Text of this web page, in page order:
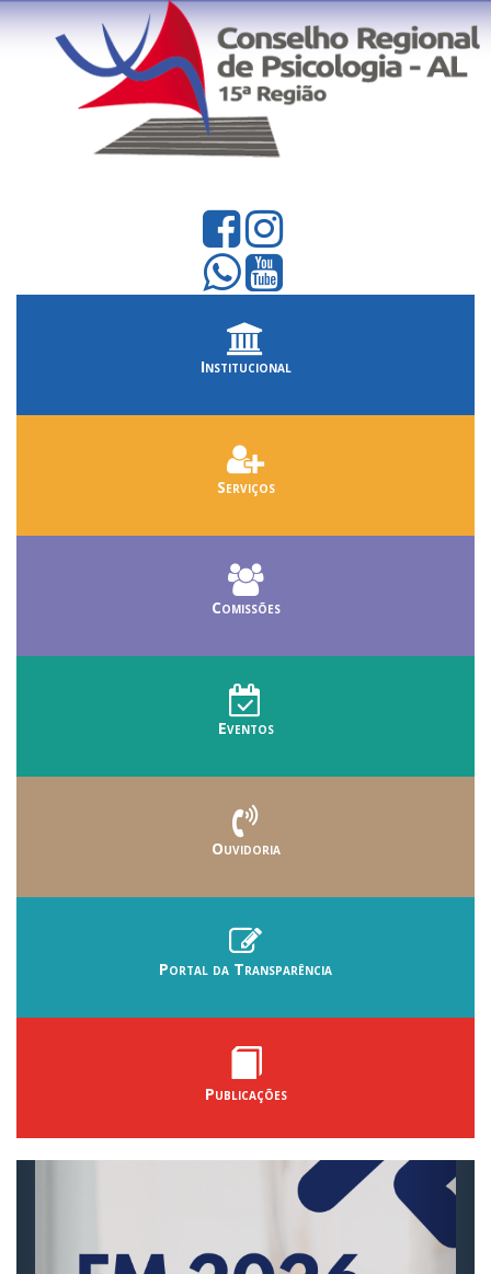
Institucional
Serviços
Comissões
Eventos
Ouvidoria
Portal da Transparência
Publicações